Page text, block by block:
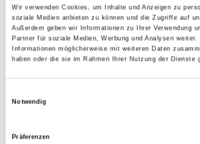
Wir verwenden Cookies, um Inhalte und Anzeigen zu
soziale Medien anbieten zu können und die Zugriffe auf
Außerdem geben wir Informationen zu Ihrer Verwendung
Partner für soziale Medien, Werbung und Analysen
Informationen möglicherweise mit weiteren Daten
haben oder die sie im Rahmen Ihrer Nutzung der Dienste
Notwendig
Präferenzen
Abrollgerät #GAU109
WD